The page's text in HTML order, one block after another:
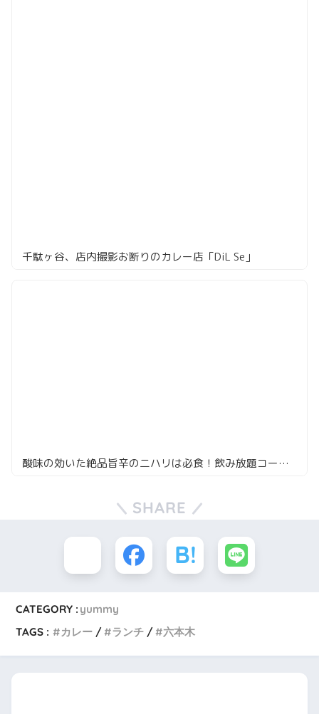
千駄ヶ谷、店内撮影お断りのカレー店「DiL Se」
酸味の効いた絶品旨辛の二ハリは必食！飲み放題コースで大満足なカレー屋
SHARE
CATEGORY : yummy
TAGS :
カレー ランチ 六本木